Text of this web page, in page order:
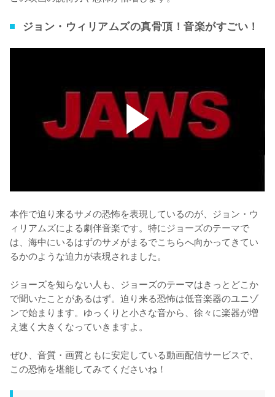
ジョン・ウィリアムズの真骨頂！音楽がすごい！
本作で迫り来るサメの恐怖を表現しているのが、ジョン・ウ
ィリアムズによる劇伴音楽です。特にジョーズのテーマで
は、海中にいるはずのサメがまるでこちらへ向かってきてい
るかのような迫力が表現されました。
ジョーズを知らない人も、ジョーズのテーマはきっとどこか
で聞いたことがあるはず。迫り来る恐怖は低音楽器のユニゾ
ンで始まります。ゆっくりと小さな音から、徐々に楽器が増
え速く大きくなっていきますよ。
ぜひ、音質・画質ともに安定している動画配信サービスで、
この恐怖を堪能してみてくださいね！